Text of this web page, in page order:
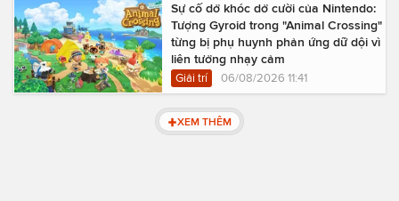
Sự cố dở khóc dở cười của Nintendo:
Tượng Gyroid trong "Animal Crossing"
từng bị phụ huynh phản ứng dữ dội vì
liên tưởng nhạy cảm
Giải trí 06/08/2026 11:41
XEM THÊM